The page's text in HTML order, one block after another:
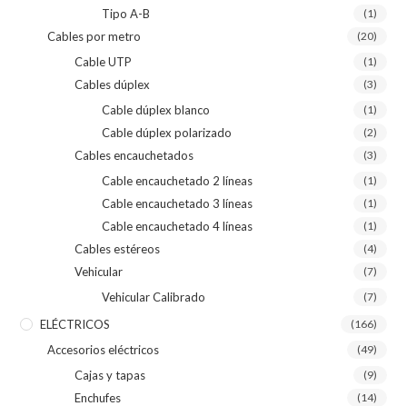
Tipo A-B (1)
Cables por metro (20)
Cable UTP (1)
Cables dúplex (3)
Cable dúplex blanco (1)
Cable dúplex polarizado (2)
Cables encauchetados (3)
Cable encauchetado 2 líneas (1)
Cable encauchetado 3 líneas (1)
Cable encauchetado 4 líneas (1)
Cables estéreos (4)
Vehicular (7)
Vehicular Calibrado (7)
ELÉCTRICOS (166)
Accesorios eléctricos (49)
Cajas y tapas (9)
Enchufes (14)